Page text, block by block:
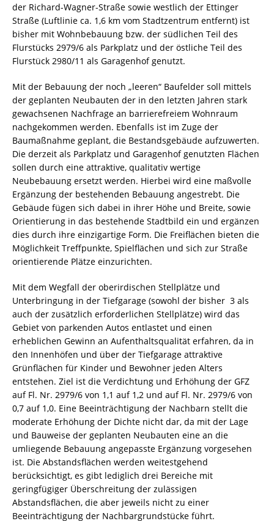
der Richard-Wagner-Straße sowie westlich der Ettinger
Straße (Luftlinie ca. 1,6 km vom Stadtzentrum entfernt) ist
bisher mit Wohnbebauung bzw. der südlichen Teil des
Flurstücks 2979/6 als Parkplatz und der östliche Teil des
Flurstück 2980/11 als Garagenhof genutzt.
Mit der Bebauung der noch „leeren“ Baufelder soll mittels
der geplanten Neubauten der in den letzten Jahren stark
gewachsenen Nachfrage an barrierefreiem Wohnraum
nachgekommen werden. Ebenfalls ist im Zuge der
Baumaßnahme geplant, die Bestandsgebäude aufzuwerten.
Die derzeit als Parkplatz und Garagenhof genutzten Flächen
sollen durch eine attraktive, qualitativ wertige
Neubebauung ersetzt werden. Hierbei wird eine maßvolle
Ergänzung der bestehenden Bebauung angestrebt. Die
Gebäude fügen sich dabei in ihrer Höhe und Breite, sowie
Orientierung in das bestehende Stadtbild ein und ergänzen
dies durch ihre einzigartige Form. Die Freiflächen bieten die
Möglichkeit Treffpunkte, Spielflächen und sich zur Straße
orientierende Plätze einzurichten.
Mit dem Wegfall der oberirdischen Stellplätze und
Unterbringung in der Tiefgarage (sowohl der bisher 3 als
auch der zusätzlich erforderlichen Stellplätze) wird das
Gebiet von parkenden Autos entlastet und einen
erheblichen Gewinn an Aufenthaltsqualität erfahren, da in
den Innenhöfen und über der Tiefgarage attraktive
Grünflächen für Kinder und Bewohner jeden Alters
entstehen. Ziel ist die Verdichtung und Erhöhung der GFZ
auf Fl. Nr. 2979/6 von 1,1 auf 1,2 und auf Fl. Nr. 2979/6 von
0,7 auf 1,0. Eine Beeinträchtigung der Nachbarn stellt die
moderate Erhöhung der Dichte nicht dar, da mit der Lage
und Bauweise der geplanten Neubauten eine an die
umliegende Bebauung angepasste Ergänzung vorgesehen
ist. Die Abstandsflächen werden weitestgehend
berücksichtigt, es gibt lediglich drei Bereiche mit
geringfügiger Überschreitung der zulässigen
Abstandsflächen, die aber jeweils nicht zu einer
Beeinträchtigung der Nachbargrundstücke führt.